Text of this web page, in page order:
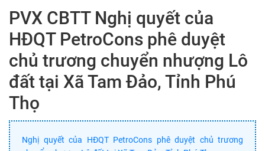
PVX CBTT Nghị quyết của
HĐQT PetroCons phê duyệt
chủ trương chuyển nhượng Lô
đất tại Xã Tam Đảo, Tỉnh Phú
Thọ
Nghị quyết của HĐQT PetroCons phê duyệt chủ trương